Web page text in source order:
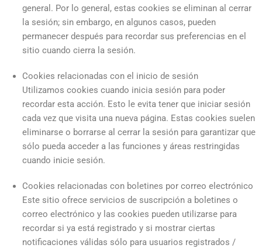
general. Por lo general, estas cookies se eliminan al cerrar
la sesión; sin embargo, en algunos casos, pueden
permanecer después para recordar sus preferencias en el
sitio cuando cierra la sesión.
Cookies relacionadas con el inicio de sesión
Utilizamos cookies cuando inicia sesión para poder
recordar esta acción. Esto le evita tener que iniciar sesión
cada vez que visita una nueva página. Estas cookies suelen
eliminarse o borrarse al cerrar la sesión para garantizar que
sólo pueda acceder a las funciones y áreas restringidas
cuando inicie sesión.
Cookies relacionadas con boletines por correo electrónico
Este sitio ofrece servicios de suscripción a boletines o
correo electrónico y las cookies pueden utilizarse para
recordar si ya está registrado y si mostrar ciertas
notificaciones válidas sólo para usuarios registrados /